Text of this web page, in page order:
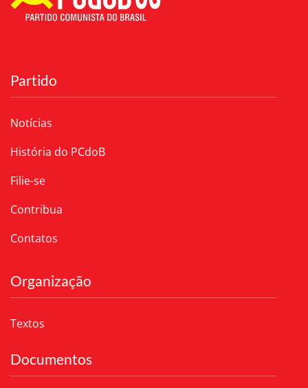
Partido
Notícias
História do PCdoB
Filie-se
Contribua
Contatos
Organização
Textos
Documentos